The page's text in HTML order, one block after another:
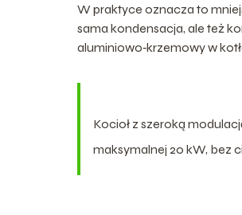
W praktyce oznacza to
sama kondensacja, ale też
aluminiowo‑krzemowy w
Kocioł z szeroką
maksymalnej 20 kW, bez